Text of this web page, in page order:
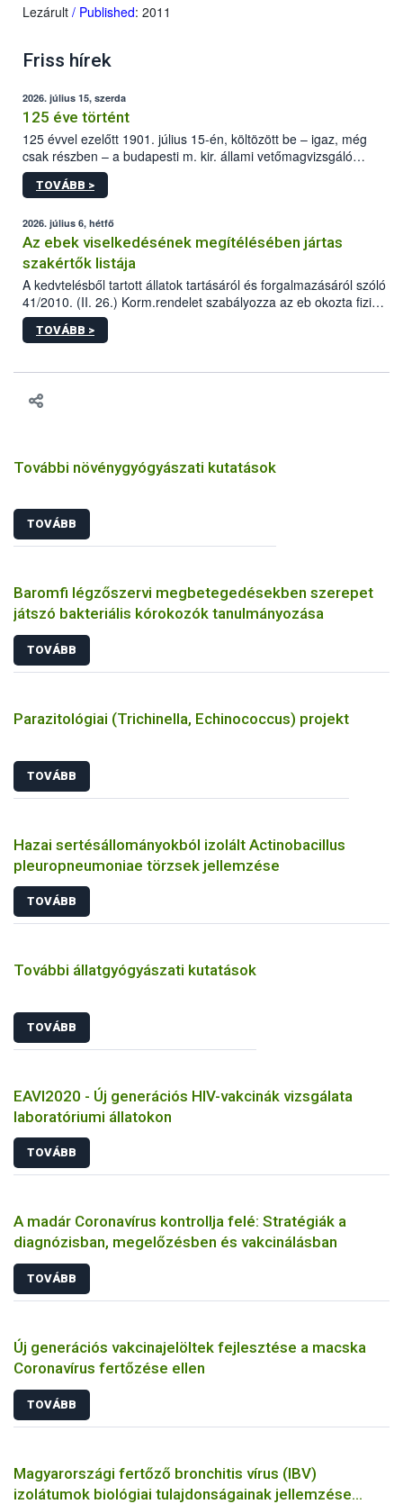
Lezárult / Published: 2011
Friss hírek
2026. július 15, szerda
125 éve történt
125 évvel ezelőtt 1901. július 15-én, költözött be – igaz, még
csak részben – a budapesti m. kir. állami vetőmagvizsgáló
állomás a Kis Rókus utca 15. szám alatti, Czigler Győző által
tervezett új épületébe.
TOVÁBB >
2026. július 6, hétfő
Az ebek viselkedésének megítélésében jártas
szakértők listája
A kedvtelésből tartott állatok tartásáról és forgalmazásáról szóló
41/2010. (II. 26.) Korm.rendelet szabályozza az eb okozta fizikai
sérülés, illetve ennek veszélye keletkezésekor felmerülő
hatósági feladatokat, valamint a veszélyes eb tartását és annak
vonni az ebek viselkedésének megítélésében jártas szakértőt.
TOVÁBB >
További növénygyógyászati kutatások
TOVÁBB
Baromfi légzőszervi megbetegedésekben szerepet
játszó bakteriális kórokozók tanulmányozása
TOVÁBB
Parazitológiai (Trichinella, Echinococcus) projekt
TOVÁBB
Hazai sertésállományokból izolált Actinobacillus
pleuropneumoniae törzsek jellemzése
TOVÁBB
További állatgyógyászati kutatások
TOVÁBB
EAVI2020 - Új generációs HIV-vakcinák vizsgálata
laboratóriumi állatokon
TOVÁBB
A madár Coronavírus kontrollja felé: Stratégiák a
diagnózisban, megelőzésben és vakcinálásban
TOVÁBB
Új generációs vakcinajelöltek fejlesztése a macska
Coronavírus fertőzése ellen
TOVÁBB
Magyarországi fertőző bronchitis vírus (IBV)
izolátumok biológiai tulajdonságainak jellemzése